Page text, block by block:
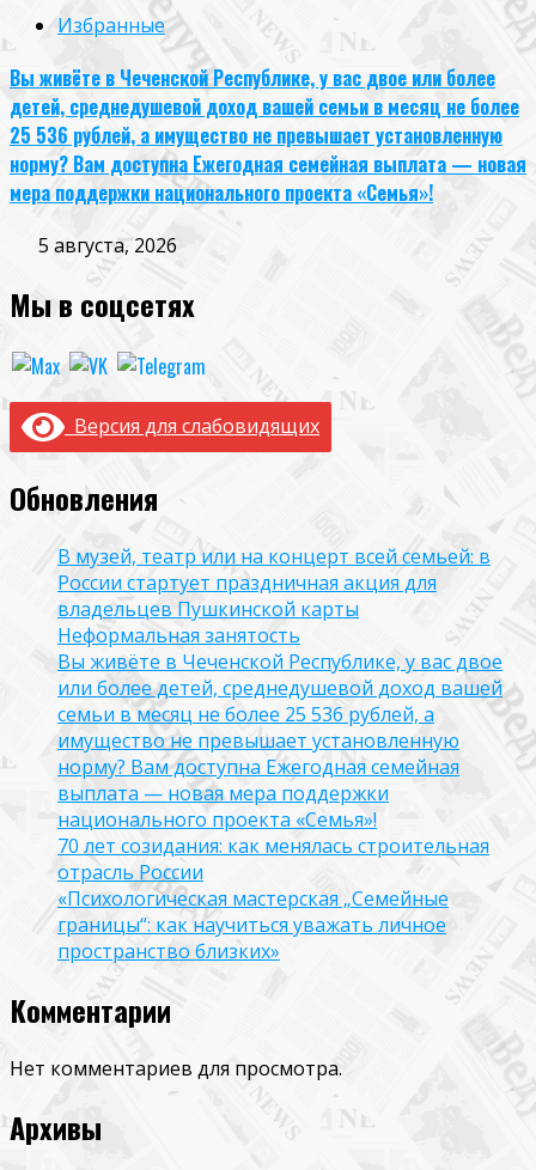
Избранные
Вы живёте в Чеченской Республике, у вас двое или более
детей, среднедушевой доход вашей семьи в месяц не более
25 536 рублей, а имущество не превышает установленную
норму? Вам доступна Ежегодная семейная выплата — новая
мера поддержки национального проекта «Семья»!
5 августа, 2026
Мы в соцсетях
Версия для слабовидящих
Обновления
В музей, театр или на концерт всей семьей: в
России стартует праздничная акция для
владельцев Пушкинской карты
Неформальная занятость
Вы живёте в Чеченской Республике, у вас двое
или более детей, среднедушевой доход вашей
семьи в месяц не более 25 536 рублей, а
имущество не превышает установленную
норму? Вам доступна Ежегодная семейная
выплата — новая мера поддержки
национального проекта «Семья»!
70 лет созидания: как менялась строительная
отрасль России
«Психологическая мастерская „Семейные
границы“: как научиться уважать личное
пространство близких»
Комментарии
Нет комментариев для просмотра.
Архивы